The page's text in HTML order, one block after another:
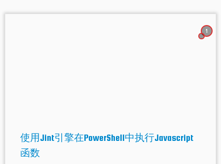
1
使用Jint引擎在PowerShell中执行Javascript
函数